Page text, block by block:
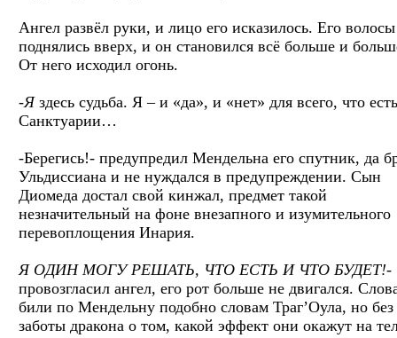
Ангел развёл руки, и лицо его исказилось. Его волосы
поднялись вверх, и он становился всё больше и
От него исходил огонь.
-Яздесь судьба. Я – и «да», и «нет» для всего, что
Санктуарии…
-Берегись!- предупредил Мендельна его спутник, да
Ульдиссиана и не нуждался в предупреждении. Сын
Диомеда достал свой кинжал, предмет такой
незначительный на фоне внезапного и изумительного
перевоплощения Инария.
Я ОДИН МОГУ РЕШАТЬ, ЧТО ЕСТЬ И ЧТО БУДЕТ!-
провозгласил ангел, его рот больше не двигался.
били по Мендельну подобно словам Траг’Оула, но без
заботы дракона о том, какой эффект они окажут на